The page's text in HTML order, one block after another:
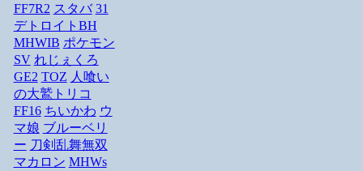
FF7R2 スタバ 31
デトロイトBH
MHWIB ポケモン
SV れじぇくろ
GE2 TOZ 人喰い
の大鷲トリコ
FF16 ちいかわ ウ
マ娘 ブルーベリ
ー 刀剣乱舞無双
マカロン MHWs